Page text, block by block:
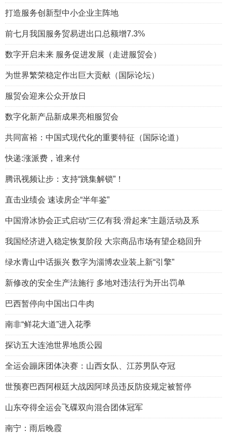
打造服务创新型中小企业主阵地
前七月我国服务贸易进出口总额增7.3%
数字开启未来 服务促进发展（走进服贸会）
为世界繁荣稳定作出巨大贡献（国际论坛）
服贸会迎来公众开放日
数字化新产品新成果亮相服贸会
共同富裕：中国式现代化的重要特征（国际论道）
快递:涨派费，谁来付
腾讯视频让步：支持“跳集解锁”！
直击业绩会 速读房企“半年鉴”
中国滑冰协会正式启动“三亿有我·滑起来”主题活动及系
我国经济进入稳定恢复阶段 大宗商品市场有望企稳回升
绿水青山中话振兴 数字为淄博农业装上新“引擎”
新修改的安全生产法施行 多地对违法行为开出罚单
巴西暂停向中国出口牛肉
南非“鲜花大道”进入花季
探访五大连池世界地质公园
全运会蹦床团体决赛：山西女队、江苏男队夺冠
世预赛巴西阿根廷大战因阿球员违反防疫规定被暂停
山东夺得全运会飞碟双向混合团体冠军
南宁：雨后晚霞